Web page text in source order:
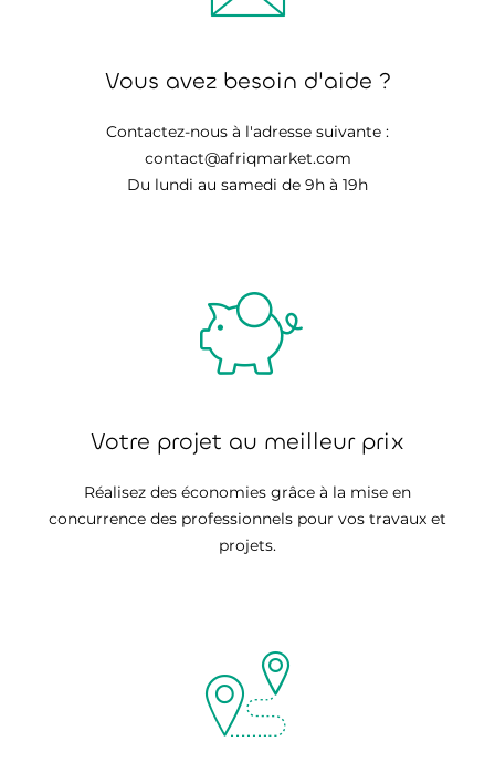
Vous avez besoin d'aide ?
Contactez-nous à l'adresse suivante :
contact@afriqmarket.com
Du lundi au samedi de 9h à 19h
Votre projet au meilleur prix
Réalisez des économies grâce à la mise en
concurrence des professionnels pour vos travaux et
projets.